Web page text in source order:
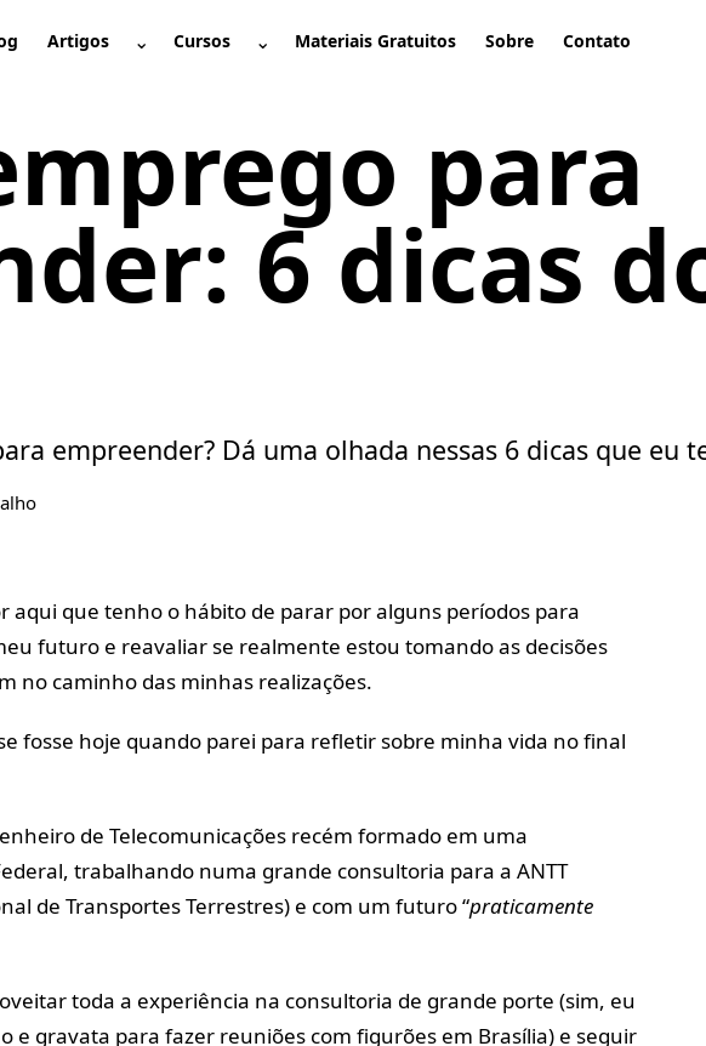
Artigos Abrir submenu
⌄ Cursos Abrir submenu
⌄ Materiais Gratuitos Sobre Contato
para
6 dicas
empreender? Dá uma olhada nessas 6 dicas que eu
aqui que tenho o hábito de parar por alguns períodos para
futuro e reavaliar se realmente estou tomando as decisões
no caminho das minhas realizações.
fosse hoje quando parei para refletir sobre minha vida no final
de Telecomunicações recém formado em uma
trabalhando numa grande consultoria para a ANTT
de Transportes Terrestres) e com um futuro “praticamente
toda a experiência na consultoria de grande porte (sim, eu
e gravata para fazer reuniões com figurões em Brasília) e seguir